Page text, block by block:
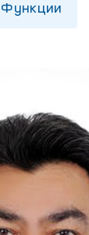
Функции